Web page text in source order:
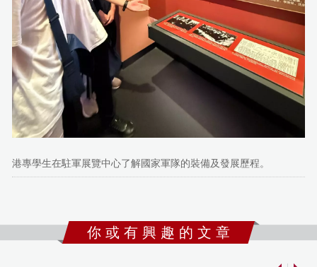
港專學生在駐軍展覽中心了解國家軍隊的裝備及發展歷程。
你 或 有 興 趣 的 文 章